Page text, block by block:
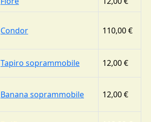
Condor 110,00 €
Tapiro soprammobile 12,00 €
Banana soprammobile 12,00 €